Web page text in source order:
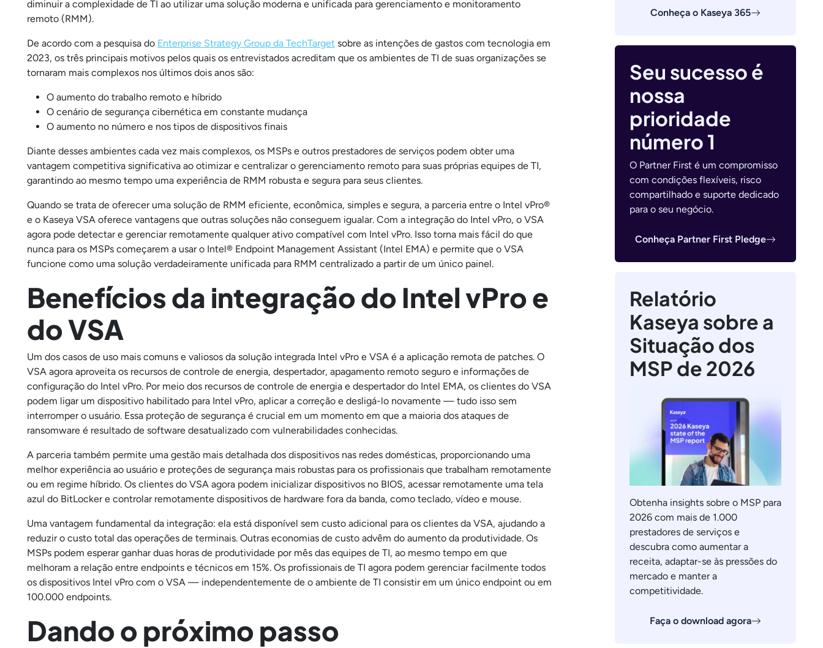
diminuir a complexidade de TI ao utilizar uma solução moderna e unificada para gerenciamento e monitoramento
remoto (RMM).
De acordo com a pesquisa do Enterprise Strategy Group da TechTarget sobre as intenções de gastos com tecnologia em
2023, os três principais motivos pelos quais os entrevistados acreditam que os ambientes de TI de suas organizações se
tornaram mais complexos nos últimos dois anos são:
O aumento do trabalho remoto e híbrido
O cenário de segurança cibernética em constante mudança
O aumento no número e nos tipos de dispositivos finais
Diante desses ambientes cada vez mais complexos, os MSPs e outros prestadores de serviços podem obter uma
vantagem competitiva significativa ao otimizar e centralizar o gerenciamento remoto para suas próprias equipes de TI,
garantindo ao mesmo tempo uma experiência de RMM robusta e segura para seus clientes.
Quando se trata de oferecer uma solução de RMM eficiente, econômica, simples e segura, a parceria entre o Intel vPro®
e o Kaseya VSA oferece vantagens que outras soluções não conseguem igualar. Com a integração do Intel vPro, o VSA
agora pode detectar e gerenciar remotamente qualquer ativo compatível com Intel vPro. Isso torna mais fácil do que
nunca para os MSPs começarem a usar o Intel® Endpoint Management Assistant (Intel EMA) e permite que o VSA
funcione como uma solução verdadeiramente unificada para RMM centralizado a partir de um único painel.
Benefícios da integração do Intel vPro e
do VSA
Um dos casos de uso mais comuns e valiosos da solução integrada Intel vPro e VSA é a aplicação remota de patches. O
VSA agora aproveita os recursos de controle de energia, despertador, apagamento remoto seguro e informações de
configuração do Intel vPro. Por meio dos recursos de controle de energia e despertador do Intel EMA, os clientes do VSA
podem ligar um dispositivo habilitado para Intel vPro, aplicar a correção e desligá-lo novamente — tudo isso sem
interromper o usuário. Essa proteção de segurança é crucial em um momento em que a maioria dos ataques de
ransomware é resultado de software desatualizado com vulnerabilidades conhecidas.
A parceria também permite uma gestão mais detalhada dos dispositivos nas redes domésticas, proporcionando uma
melhor experiência ao usuário e proteções de segurança mais robustas para os profissionais que trabalham remotamente
ou em regime híbrido. Os clientes do VSA agora podem inicializar dispositivos no BIOS, acessar remotamente uma tela
azul do BitLocker e controlar remotamente dispositivos de hardware fora da banda, como teclado, vídeo e mouse.
Uma vantagem fundamental da integração: ela está disponível sem custo adicional para os clientes da VSA, ajudando a
reduzir o custo total das operações de terminais. Outras economias de custo advêm do aumento da produtividade. Os
MSPs podem esperar ganhar duas horas de produtividade por mês das equipes de TI, ao mesmo tempo em que
melhoram a relação entre endpoints e técnicos em 15%. Os profissionais de TI agora podem gerenciar facilmente todos
os dispositivos Intel vPro com o VSA — independentemente de o ambiente de TI consistir em um único endpoint ou em
100.000 endpoints.
Dando o próximo passo
Conheça o Kaseya 365
Seu sucesso é
nossa
prioridade
número 1
O Partner First é um compromisso
com condições flexíveis, risco
compartilhado e suporte dedicado
para o seu negócio.
Conheça Partner First Pledge
Relatório
Kaseya sobre a
Situação dos
MSP de 2026
Obtenha insights sobre o MSP para
2026 com mais de 1.000
prestadores de serviços e
descubra como aumentar a
receita, adaptar-se às pressões do
mercado e manter a
competitividade.
Faça o download agora